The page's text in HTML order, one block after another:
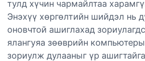
тулд хүчин чармайлтаа
Энэхүү хөргөлтийн шийдэл нь
оновчтой ашиглахад
ялангуяа зөөврийн
зориулж дулааныг үр